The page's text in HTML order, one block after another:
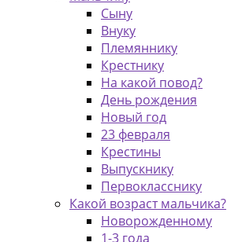
Сыну
Внуку
Племяннику
Крестнику
На какой повод?
День рождения
Новый год
23 февраля
Крестины
Выпускнику
Первокласснику
Какой возраст мальчика?
Новорожденному
1-3 года